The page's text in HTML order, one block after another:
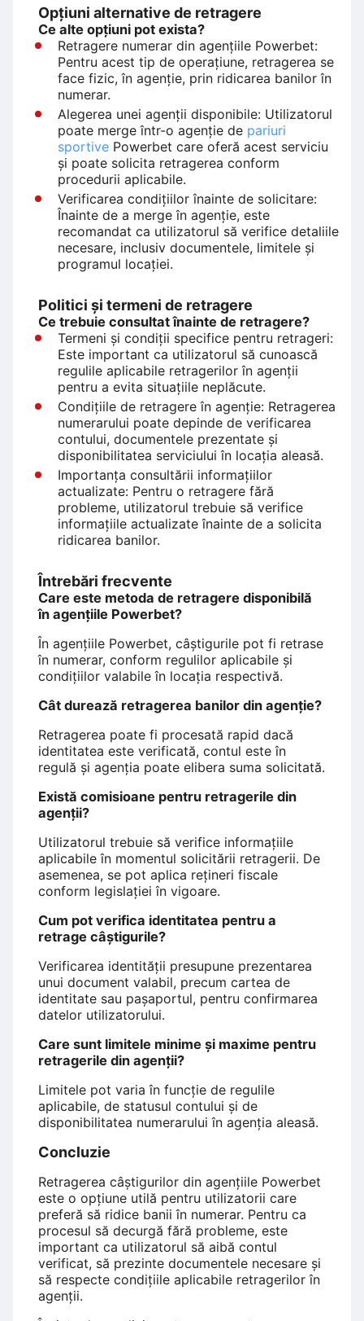
Opțiuni alternative de retragere
Ce alte opțiuni pot exista?
Retragere numerar din agențiile Powerbet:
Pentru acest tip de operațiune, retragerea se
face fizic, în agenție, prin ridicarea banilor în
numerar.
Alegerea unei agenții disponibile: Utilizatorul
poate merge într-o agenție de pariuri
sportive Powerbet care oferă acest serviciu
și poate solicita retragerea conform
procedurii aplicabile.
Verificarea condițiilor înainte de solicitare:
Înainte de a merge în agenție, este
recomandat ca utilizatorul să verifice detaliile
necesare, inclusiv documentele, limitele și
programul locației.
Politici și termeni de retragere
Ce trebuie consultat înainte de retragere?
Termeni și condiții specifice pentru retrageri:
Este important ca utilizatorul să cunoască
regulile aplicabile retragerilor în agenții
pentru a evita situațiile neplăcute.
Condițiile de retragere în agenție: Retragerea
numerarului poate depinde de verificarea
contului, documentele prezentate și
disponibilitatea serviciului în locația aleasă.
Importanța consultării informațiilor
actualizate: Pentru o retragere fără
probleme, utilizatorul trebuie să verifice
informațiile actualizate înainte de a solicita
ridicarea banilor.
Întrebări frecvente
Care este metoda de retragere disponibilă
în agențiile Powerbet?
În agențiile Powerbet, câștigurile pot fi retrase
în numerar, conform regulilor aplicabile și
condițiilor valabile în locația respectivă.
Cât durează retragerea banilor din agenție?
Retragerea poate fi procesată rapid dacă
identitatea este verificată, contul este în
regulă și agenția poate elibera suma solicitată.
Există comisioane pentru retragerile din
agenții?
Utilizatorul trebuie să verifice informațiile
aplicabile în momentul solicitării retragerii. De
asemenea, se pot aplica rețineri fiscale
conform legislației în vigoare.
Cum pot verifica identitatea pentru a
retrage câștigurile?
Verificarea identității presupune prezentarea
unui document valabil, precum cartea de
identitate sau pașaportul, pentru confirmarea
datelor utilizatorului.
Care sunt limitele minime și maxime pentru
retragerile din agenții?
Limitele pot varia în funcție de regulile
aplicabile, de statusul contului și de
disponibilitatea numerarului în agenția aleasă.
Concluzie
Retragerea câștigurilor din agențiile Powerbet
este o opțiune utilă pentru utilizatorii care
preferă să ridice banii în numerar. Pentru ca
procesul să decurgă fără probleme, este
important ca utilizatorul să aibă contul
verificat, să prezinte documentele necesare și
să respecte condițiile aplicabile retragerilor în
agenții.